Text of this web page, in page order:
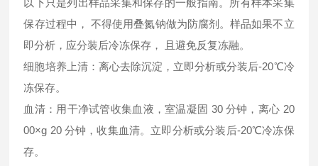
以下只是列出样品采集和保存的一般指南。所有样本采集
保存过程中， 不得使用叠氮钠做为防腐剂。样品如果不立
即分析，应分装后冷冻保存， 且避免反复冻融。
细胞培养上清：离心去除沉淀，立即分析或分装后-20℃冷
冻保存。
血清：用干净试管收集血液，室温凝固 30 分钟，离心 20
00×g 20 分钟，收集血清。立即分析或分装后-20℃冷冻保
存。